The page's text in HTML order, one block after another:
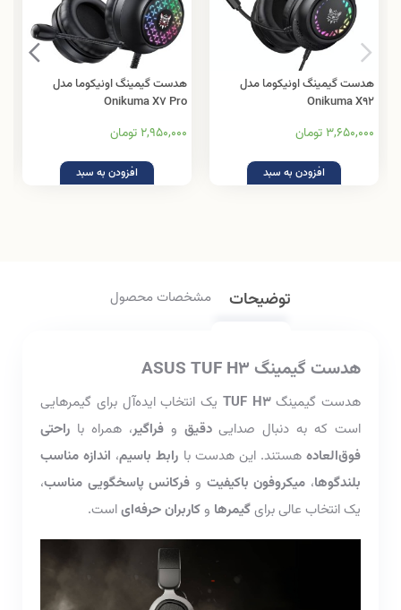
هدست گیمینگ اونیکوما مدل
Onikuma X92
3,650,000 تومان
افزودن به سبد
هدست گیمینگ اونیکوما مدل
Onikuma X7 Pro
2,950,000 تومان
افزودن به سبد
توضیحات مشخصات محصول
هدست گیمینگ ASUS TUF H3
هدست گیمینگTUF H3
یک انتخاب ایده‌آل برای گیمرهایی
است که به دنبال صداییدقیق وفراگیر، همراه با راحتی
فوق‌العاده هستند. این هدست با رابط باسیم، اندازه مناسب
بلندگوها، میکروفون باکیفیت و فرکانس پاسخگویی مناسب،
یک انتخاب عالی برایگیمرها وکاربران حرفه‌ایاست.